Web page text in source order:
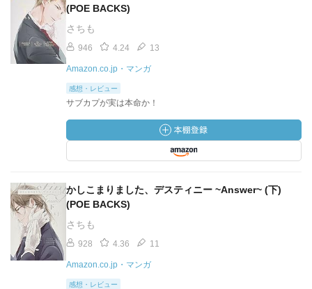
(POE BACKS)
さちも
946 4.24 13
Amazon.co.jp・マンガ
感想・レビュー
サブカプが実は本命か！
かしこまりました、デスティニー ~Answer~ (下)
(POE BACKS)
さちも
928 4.36 11
Amazon.co.jp・マンガ
感想・レビュー